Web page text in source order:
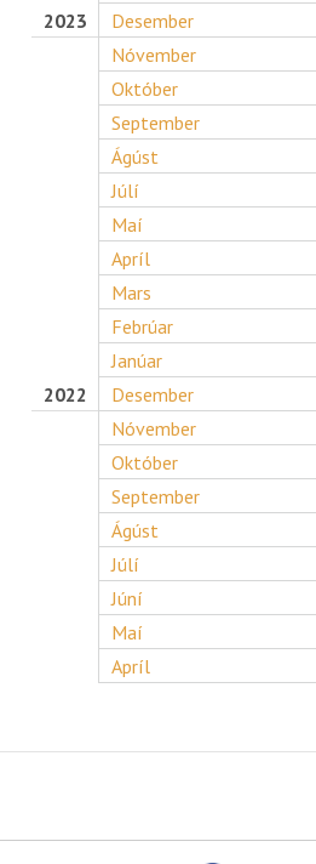
2023
Desember
Nóvember
Október
September
Ágúst
Júlí
Maí
Apríl
Mars
Febrúar
Janúar
2022
Desember
Nóvember
Október
September
Ágúst
Júlí
Júní
Maí
Apríl